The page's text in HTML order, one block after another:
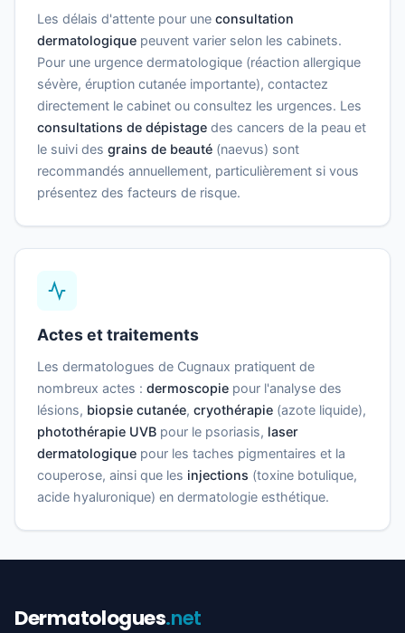
Les délais d'attente pour une consultation
dermatologique peuvent varier selon les cabinets.
Pour une urgence dermatologique (réaction allergique
sévère, éruption cutanée importante), contactez
directement le cabinet ou consultez les urgences. Les
consultations de dépistage des cancers de la peau et
le suivi des grains de beauté (naevus) sont
recommandés annuellement, particulièrement si vous
présentez des facteurs de risque.
Actes et traitements
Les dermatologues de Cugnaux pratiquent de
nombreux actes : dermoscopie pour l'analyse des
lésions, biopsie cutanée, cryothérapie (azote liquide),
photothérapie UVB pour le psoriasis, laser
dermatologique pour les taches pigmentaires et la
couperose, ainsi que les injections (toxine botulique,
acide hyaluronique) en dermatologie esthétique.
Dermatologues.net